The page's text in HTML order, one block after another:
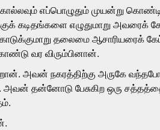
கொல்லவும் எப்பொழுதும் முயன்று
கடிதங்களை எழுதுமாறு அவரைக்
கொடுக்குமாறு தலைமை
வர விரும்பினான்.
அவன் நகரத்திற்கு அருகே
அவன் தன்னோடு பேசுகிற ஒரு